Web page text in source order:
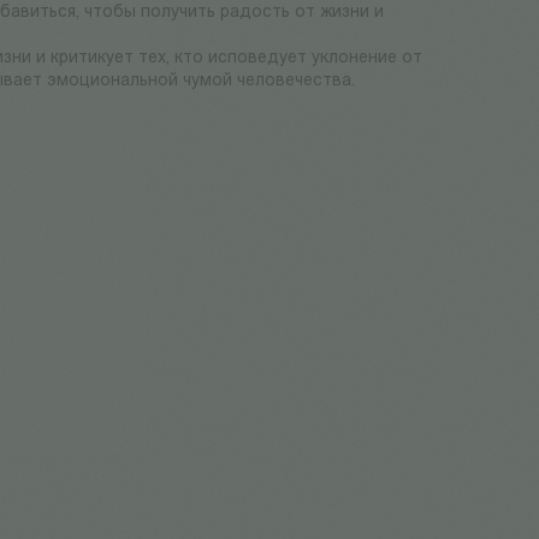
чтобы получить радость от жизни и
и критикует тех, кто исповедует уклонение от
эмоциональной чумой человечества.